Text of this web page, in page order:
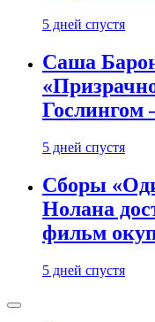
5 дней спустя
Саша
Гослингом
5 дней спустя
Сборы
Нолана
фильм
5 дней спустя